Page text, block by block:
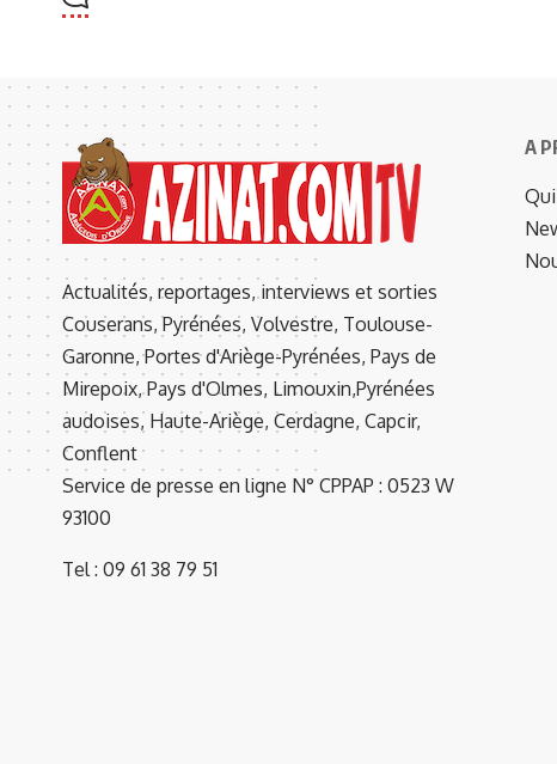
Actualités, reportages, interviews et sorties
Couserans, Pyrénées, Volvestre, Toulouse-
Garonne, Portes d'Ariège-Pyrénées, Pays de
Mirepoix, Pays d'Olmes, Limouxin,Pyrénées
audoises, Haute-Ariège, Cerdagne, Capcir,
Conflent
Service de presse en ligne N° CPPAP : 0523 W
93100
Tel : 09 61 38 79 51
A